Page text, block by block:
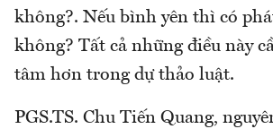
không?. Nếu bình yên thì có
không? Tất cả những điều này
tâm hơn trong dự thảo luật.
PGS.TS. Chu Tiến Quang,